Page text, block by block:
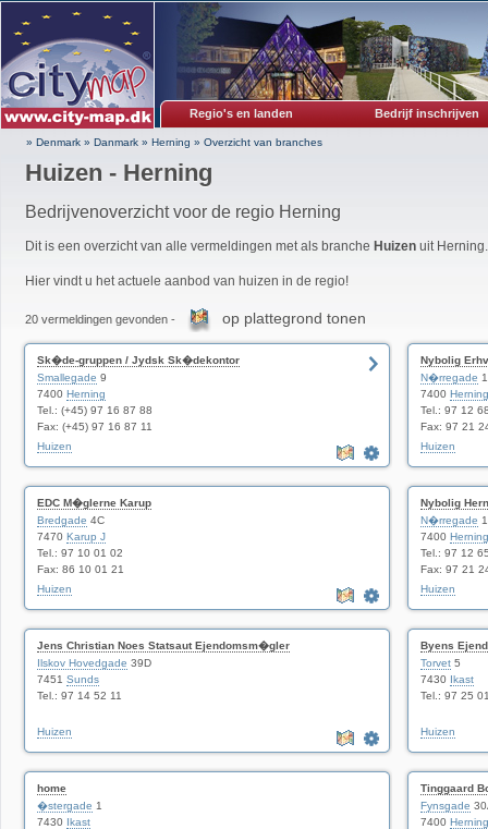
Regio's en landen Bedrijf inschrijven
» Denmark » Danmark » Herning » Overzicht van branches
Huizen - Herning
Bedrijvenoverzicht voor de regio Herning
Dit is een overzicht van alle vermeldingen met als branche Huizen uit Herning.
Hier vindt u het actuele aanbod van huizen in de regio!
20 vermeldingen gevonden - op plattegrond tonen
Sk�de-gruppen / Jydsk Sk�dekontor
Smallegade 9
7400 Herning
Tel.: (+45) 97 16 87 88
Fax: (+45) 97 16 87 11
Huizen
Nybolig
N�rregade
7400 Herning
Tel.: 97 12
Fax: 97 21
Huizen
EDC M�glerne Karup
Bredgade 4C
7470 Karup J
Tel.: 97 10 01 02
Fax: 86 10 01 21
Huizen
Nybolig
N�rregade
7400 Herning
Tel.: 97 12
Fax: 97 21
Huizen
Jens Christian Noes Statsaut Ejendomsm�gler
Ilskov Hovedgade 39D
7451 Sunds
Tel.: 97 14 52 11
Huizen
Byens
Torvet 5
7430 Ikast
Tel.: 97 25
Huizen
home
�stergade 1
7430 Ikast
Tinggaard
Fynsgade
7400 Herning